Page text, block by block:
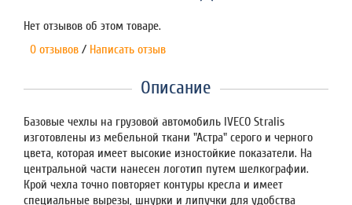
Нет отзывов об этом товаре.
0 отзывов / Написать отзыв
Описание
Базовые чехлы на грузовой автомобиль IVECO Stralis
изготовлены из мебельной ткани "Астра" серого и черного
цвета, которая имеет высокие изностойкие показатели. На
центральной части нанесен логотип путем шелкографии.
Крой чехла точно повторяет контуры кресла и имеет
специальные вырезы, шнурки и липучки для удобства